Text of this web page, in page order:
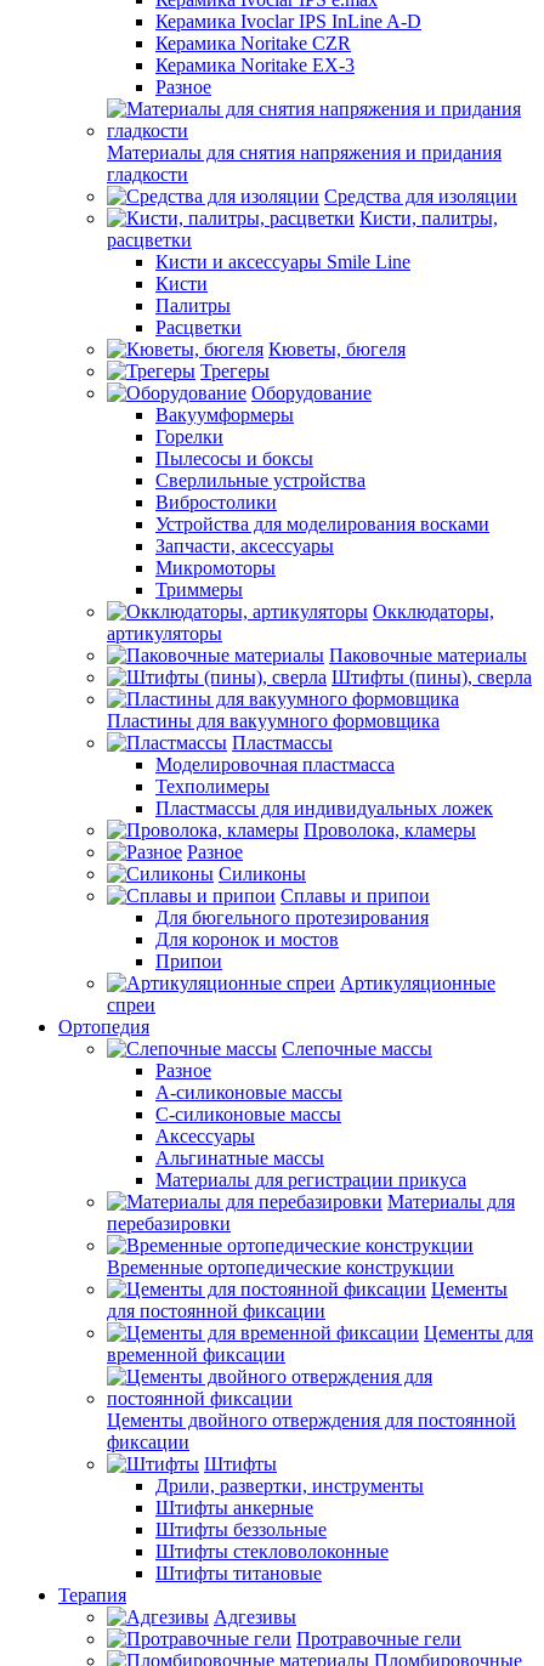
Керамика Ivoclar IPS InLine A-D
Керамика Noritake CZR
Керамика Noritake EX-3
Разное
Материалы для снятия напряжения и придания
гладкости
Средства для изоляции
Кисти, палитры,
расцветки
Кисти и аксессуары Smile Line
Кисти
Палитры
Расцветки
Кюветы, бюгеля
Трегеры
Оборудование
Вакуумформеры
Горелки
Пылесосы и боксы
Сверлильные устройства
Вибростолики
Устройства для моделирования восками
Запчасти, аксессуары
Микромоторы
Триммеры
Окклюдаторы,
артикуляторы
Паковочные материалы
Штифты (пины), сверла
Пластины для вакуумного формовщика
Пластмассы
Моделировочная пластмасса
Техполимеры
Пластмассы для индивидуальных ложек
Проволока, кламеры
Разное
Силиконы
Сплавы и припои
Для бюгельного протезирования
Для коронок и мостов
Припои
Артикуляционные
спреи
Ортопедия
Слепочные массы
Разное
А-силиконовые массы
С-силиконовые массы
Аксессуары
Альгинатные массы
Материалы для регистрации прикуса
Материалы для
перебазировки
Временные ортопедические конструкции
Цементы
для постоянной фиксации
Цементы для
временной фиксации
Цементы двойного отверждения для постоянной
фиксации
Штифты
Дрили, развертки, инструменты
Штифты анкерные
Штифты беззольные
Штифты стекловолоконные
Штифты титановые
Терапия
Адгезивы
Протравочные гели
Пломбировочные